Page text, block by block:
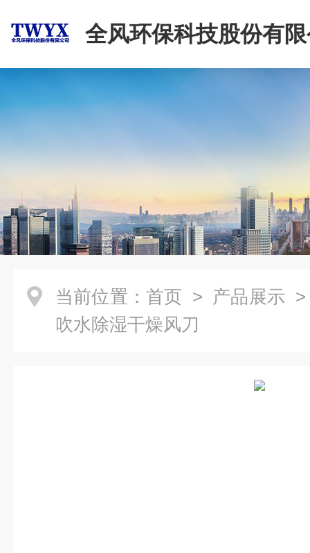
全风环保科技股份有
当前位置： 首页 > 产品展示
吹水除湿干燥风刀